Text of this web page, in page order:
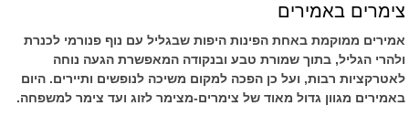
צימרים באמירים
אמירים ממוקמת באחת הפינות היפות שבגליל עם נוף פנורמי לכנרת
ולהרי הגליל, בתוך שמורת טבע ובנקודה המאפשרת הגעה נוחה
לאטרקציות רבות, ועל כן הפכה למקום משיכה לנופשים ותיירים. היום
באמירים מגוון גדול מאוד של צימרים-מצימר לזוג ועד צימר למשפחה.